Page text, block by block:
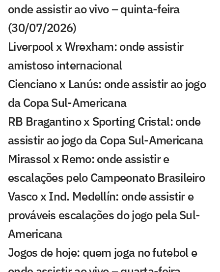
onde assistir ao vivo – quinta-feira
(30/07/2026)
Liverpool x Wrexham: onde assistir
amistoso internacional
Cienciano x Lanús: onde assistir ao jogo
da Copa Sul-Americana
RB Bragantino x Sporting Cristal: onde
assistir ao jogo da Copa Sul-Americana
Mirassol x Remo: onde assistir e
escalações pelo Campeonato Brasileiro
Vasco x Ind. Medellín: onde assistir e
prováveis escalações do jogo pela Sul-
Americana
Jogos de hoje: quem joga no futebol e